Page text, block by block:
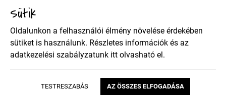
HUAWEI MATE 40 PRO
HUAWEI HONOR 9X PRO HUAWEI HONOR 9X
XIAOMI POCO X3 NFC
MOTOROLA MOTO E7
Sütik
Oldalunkon a felhasználói élmény növelése érdekében
sütiket is használunk. Részletes információk és az
adatkezelési szabályzatunk itt olvasható el.
TESTRESZABÁS AZ ÖSSZES ELFOGADÁSA